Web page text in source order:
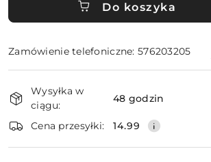
Do koszyka
Zamówienie telefoniczne: 576203205
i
dostawa
Wysyłka w
ciągu:
48 godzin
Cena przesyłki: 14.99